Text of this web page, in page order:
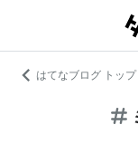
はてなブログ トップ